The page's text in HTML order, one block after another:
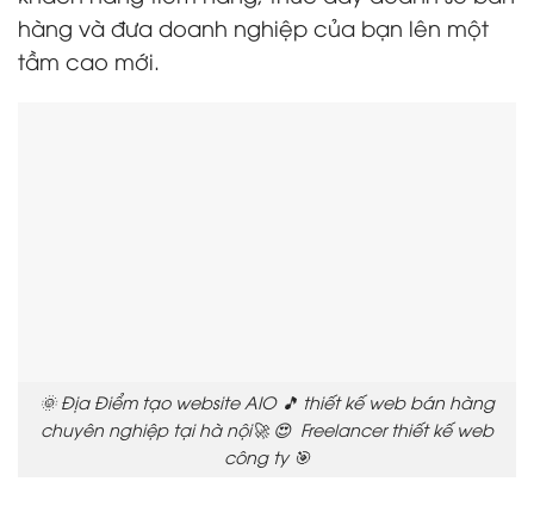
hàng và đưa doanh nghiệp của bạn lên một
tầm cao mới.
🌞 Địa Điểm tạo website AIO 🎵 thiết kế web bán hàng
chuyên nghiệp tại hà nội🚀 😍 Freelancer thiết kế web
công ty 🎯